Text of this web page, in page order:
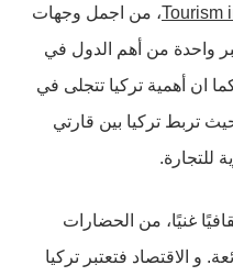
Tourism، من اجمل وجهات
واحدة من أهم الدول في
ان أهمية تركيا تتجلى في
تربط تركيا بين قارتي
للتجارة.
غنيًا، من الحضارات
و الاقتصاد فتعتبر تركيا